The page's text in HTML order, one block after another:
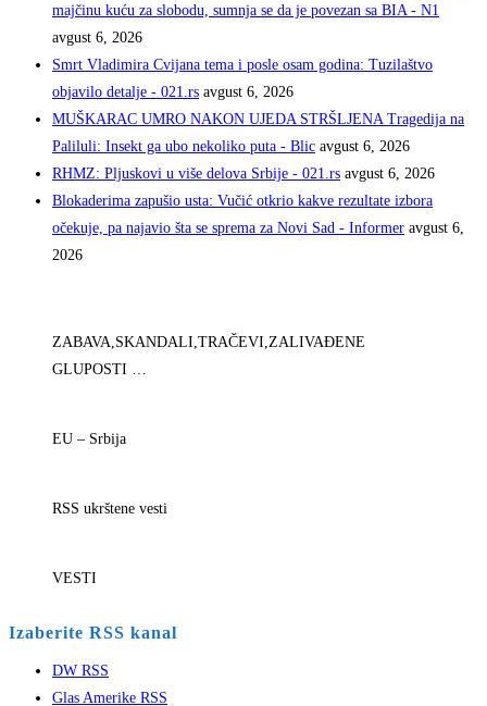
majčinu kuću za slobodu, sumnja se da je povezan sa BIA - N1
avgust 6, 2026
Smrt Vladimira Cvijana tema i posle osam godina: Tuzilaštvo
objavilo detalje - 021.rs avgust 6, 2026
MUŠKARAC UMRO NAKON UJEDA STRŠLJENA Tragedija na
Paliluli: Insekt ga ubo nekoliko puta - Blic avgust 6, 2026
RHMZ: Pljuskovi u više delova Srbije - 021.rs avgust 6, 2026
Blokaderima zapušio usta: Vučić otkrio kakve rezultate izbora
očekuje, pa najavio šta se sprema za Novi Sad - Informer avgust 6,
2026
ZABAVA,SKANDALI,TRAČEVI,ZALIVAĐENE
GLUPOSTI …
EU – Srbija
RSS ukrštene vesti
VESTI
Izaberite RSS kanal
DW RSS
Glas Amerike RSS